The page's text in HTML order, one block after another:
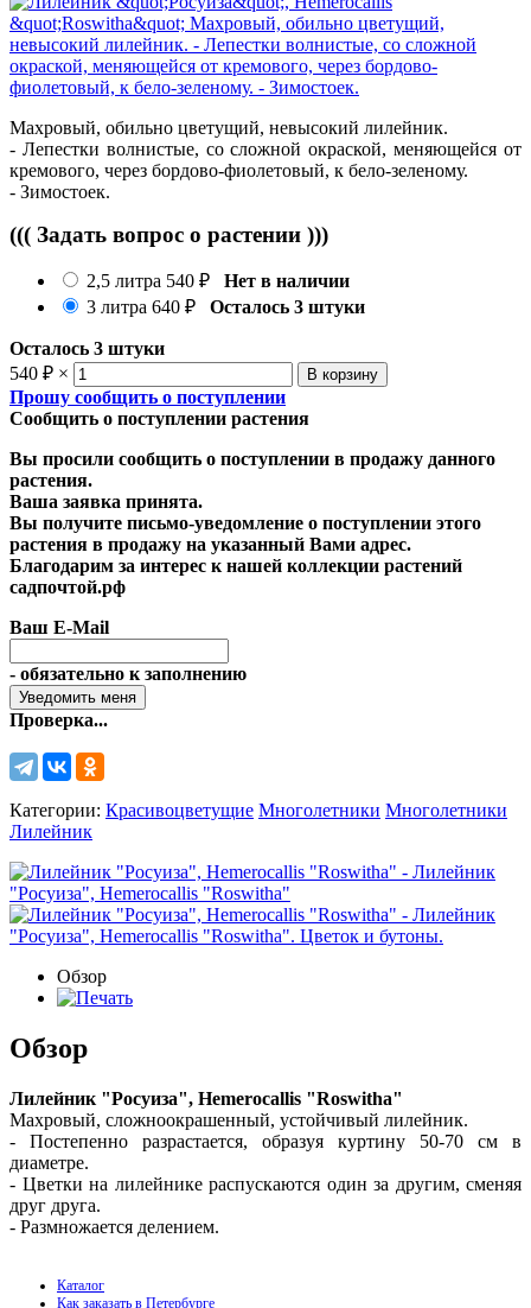
Махровый, обильно цветущий, невысокий лилейник.
- Лепестки волнистые, со сложной окраской, меняющейся от
кремового, через бордово-фиолетовый, к бело-зеленому.
- Зимостоек.
((( Задать вопрос о растении )))
2,5 литра 540 ₽
Нет в наличии
3 литра 640 ₽ Осталось 3 штуки
Осталось 3 штуки
540 ₽ ×
Прошу сообщить о поступлении
Сообщить о поступлении растения
Вы просили сообщить о поступлении в продажу данного
растения.
Ваша заявка принята.
Вы получите письмо-уведомление о поступлении этого
растения в продажу на указанный Вами адрес.
Благодарим за интерес к нашей коллекции растений
садпочтой.рф
Ваш E-Mail
- обязательно к заполнению
Проверка...
Категории: Красивоцветущие Многолетники Многолетники
Лилейник
Обзор
Обзор
Лилейник "Росуиза", Hemerocallis "Roswitha"
Махровый, сложноокрашенный, устойчивый лилейник.
- Постепенно разрастается, образуя куртину 50-70 см в
диаметре.
- Цветки на лилейнике распускаются один за другим, сменяя
друг друга.
- Размножается делением.
Каталог
Как заказать в Петербурге